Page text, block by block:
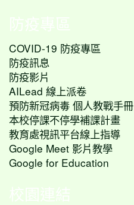
防疫專區
COVID-19 防疫專區
防疫訊息
防疫影片
AILead 線上派卷
預防新冠病毒 個人教戰手冊
本校停課不停學補課計畫
教育處視訊平台線上指導
Google Meet 影片教學
Google for Education
校園連結